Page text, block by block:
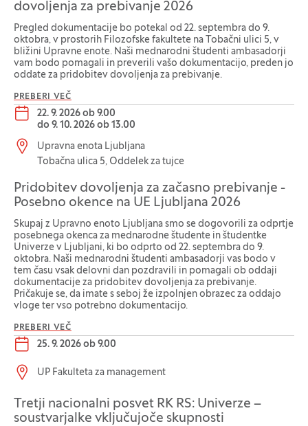
dovoljenja za prebivanje 2026
Pregled dokumentacije bo potekal od 22. septembra do 9.
oktobra, v prostorih Filozofske fakultete na Tobačni ulici 5, v
bližini Upravne enote. Naši mednarodni študenti ambasadorji
vam bodo pomagali in preverili vašo dokumentacijo, preden jo
oddate za pridobitev dovoljenja za prebivanje.
PREBERI VEČ
Datum dogodka:
22. 9. 2026 ob 9.00
do 9. 10. 2026 ob 13.00
Lokacija dogodka:
Upravna enota Ljubljana
Tobačna ulica 5, Oddelek za tujce
Pridobitev dovoljenja za začasno prebivanje -
Posebno okence na UE Ljubljana 2026
Skupaj z Upravno enoto Ljubljana smo se dogovorili za odprtje
posebnega okenca za mednarodne študente in študentke
Univerze v Ljubljani, ki bo odprto od 22. septembra do 9.
oktobra. Naši mednarodni študenti ambasadorji vas bodo v
tem času vsak delovni dan pozdravili in pomagali ob oddaji
dokumentacije za pridobitev dovoljenja za prebivanje.
Pričakuje se, da imate s seboj že izpolnjen obrazec za oddajo
vloge ter vso potrebno dokumentacijo.
PREBERI VEČ
Datum dogodka:
25. 9. 2026 ob 9.00
Lokacija dogodka:
UP Fakulteta za management
Tretji nacionalni posvet RK RS: Univerze –
soustvarjalke vključujoče skupnosti